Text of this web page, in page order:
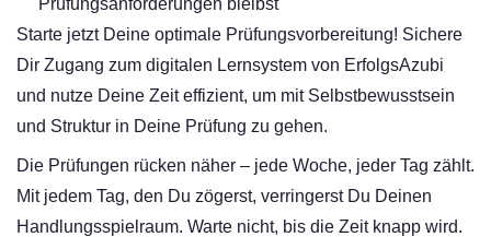
Prüfungsanforderungen bleibst
Starte jetzt Deine optimale Prüfungsvorbereitung! Sichere
Dir Zugang zum digitalen Lernsystem von ErfolgsAzubi
und nutze Deine Zeit effizient, um mit Selbstbewusstsein
und Struktur in Deine Prüfung zu gehen.
Die Prüfungen rücken näher – jede Woche, jeder Tag zählt.
Mit jedem Tag, den Du zögerst, verringerst Du Deinen
Handlungsspielraum. Warte nicht, bis die Zeit knapp wird.